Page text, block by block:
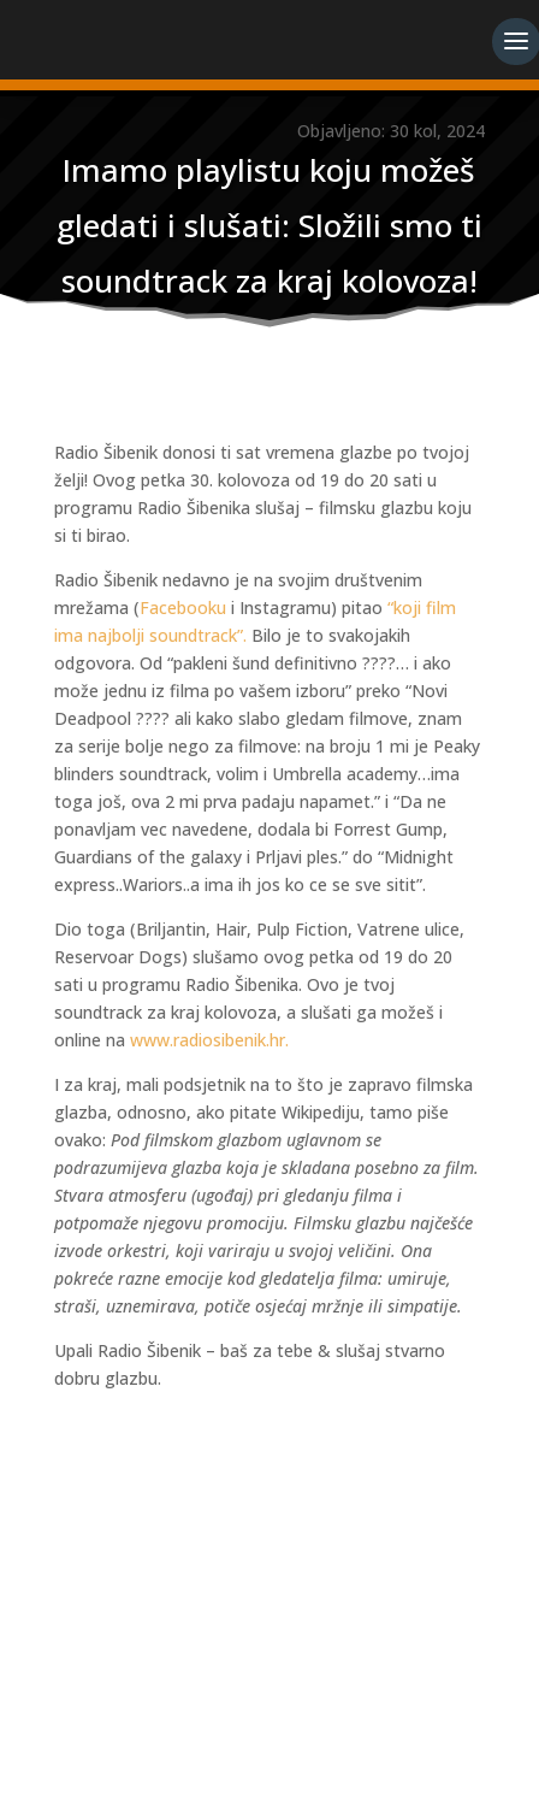
Objavljeno: 30 kol, 2024
Imamo playlistu koju možeš
gledati i slušati: Složili smo ti
soundtrack za kraj kolovoza!
Radio Šibenik donosi ti sat vremena glazbe po tvojoj
želji! Ovog petka 30. kolovoza od 19 do 20 sati u
programu Radio Šibenika slušaj – filmsku glazbu koju
si ti birao.
Radio Šibenik nedavno je na svojim društvenim
mrežama (Facebooku i Instagramu) pitao “koji film
ima najbolji soundtrack”. Bilo je to svakojakih
odgovora. Od “pakleni šund definitivno ????… i ako
može jednu iz filma po vašem izboru” preko “Novi
Deadpool ???? ali kako slabo gledam filmove, znam
za serije bolje nego za filmove: na broju 1 mi je Peaky
blinders soundtrack, volim i Umbrella academy…ima
toga još, ova 2 mi prva padaju napamet.” i “Da ne
ponavljam vec navedene, dodala bi Forrest Gump,
Guardians of the galaxy i Prljavi ples.” do “Midnight
express..Wariors..a ima ih jos ko ce se sve sitit”.
Dio toga (Briljantin, Hair, Pulp Fiction, Vatrene ulice,
Reservoar Dogs) slušamo ovog petka od 19 do 20
sati u programu Radio Šibenika. Ovo je tvoj
soundtrack za kraj kolovoza, a slušati ga možeš i
online na www.radiosibenik.hr.
I za kraj, mali podsjetnik na to što je zapravo filmska
glazba, odnosno, ako pitate Wikipediju, tamo piše
ovako: Pod filmskom glazbom uglavnom se
podrazumijeva glazba koja je skladana posebno za film.
Stvara atmosferu (ugođaj) pri gledanju filma i
potpomaže njegovu promociju. Filmsku glazbu najčešće
izvode orkestri, koji variraju u svojoj veličini. Ona
pokreće razne emocije kod gledatelja filma: umiruje,
straši, uznemirava, potiče osjećaj mržnje ili simpatije.
Upali Radio Šibenik – baš za tebe & slušaj stvarno
dobru glazbu.